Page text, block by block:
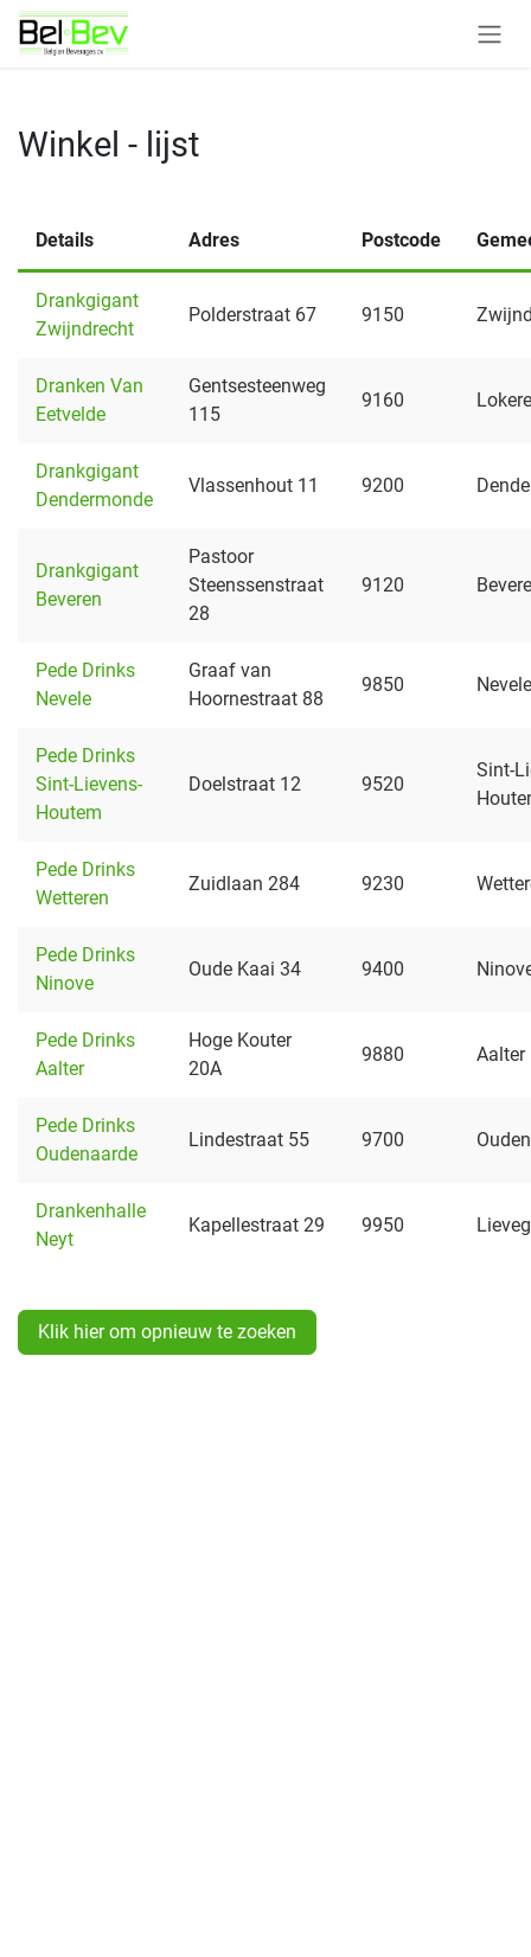
Overslaan naar inhoud
Winkel - lijst
Details Adres Postcode
Drankgigant
Zwijndrecht
Polderstraat 67 9150
Dranken Van
Eetvelde
Gentsesteenweg
115
9160
Drankgigant
Dendermonde
Vlassenhout 11 9200
Drankgigant
Beveren
Pastoor
Steenssenstraat
28
9120
Pede Drinks
Nevele
Graaf van
Hoornestraat 88
9850 Nevele
Pede Drinks
Sint-Lievens-
Houtem
Doelstraat 12 9520
Sint-
Pede Drinks
Wetteren
Zuidlaan 284 9230
Pede Drinks
Ninove
Oude Kaai 34 9400
Pede Drinks
Aalter
Hoge Kouter
20A
9880 Aalter
Pede Drinks
Oudenaarde
Lindestraat 55 9700
Drankenhalle
Neyt
Kapellestraat 29 9950
Klik hier om opnieuw te zoeken